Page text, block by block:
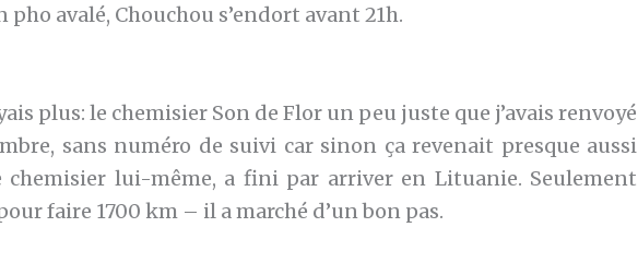
pho avalé, Chouchou s’endort avant 21h.
plus: le chemisier Son de Flor un peu juste que j’avais renvoyé
sans numéro de suivi car sinon ça revenait presque aussi
chemisier lui-même, a fini par arriver en Lituanie. Seulement
faire 1700 km – il a marché d’un bon pas.